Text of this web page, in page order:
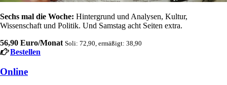
Sechs mal die Woche: Hintergrund und Analysen, Kultur,
Wissenschaft und Politik. Und Samstag acht Seiten extra.
56,90 Euro/Monat Soli: 72,90, ermäßigt: 38,90
Bestellen
Online